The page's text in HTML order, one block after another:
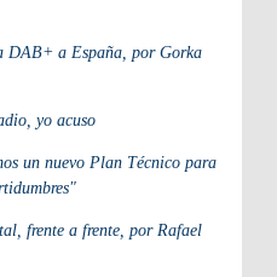
DAB+ a España, por Gorka
yo acuso
un nuevo Plan Técnico para
frente a frente, por Rafael